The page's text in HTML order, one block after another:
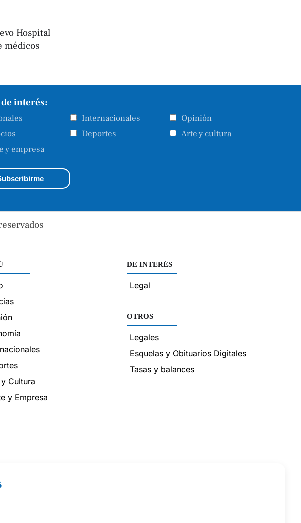
Hospital
médicos
interés:
Internacionales
Opinión
Deportes
Arte y cultura
y empresa
Cultura
y Empresa
DE INTERÉS
Legal
OTROS
Legales
Esquelas y Obituarios Digitales
Tasas y balances